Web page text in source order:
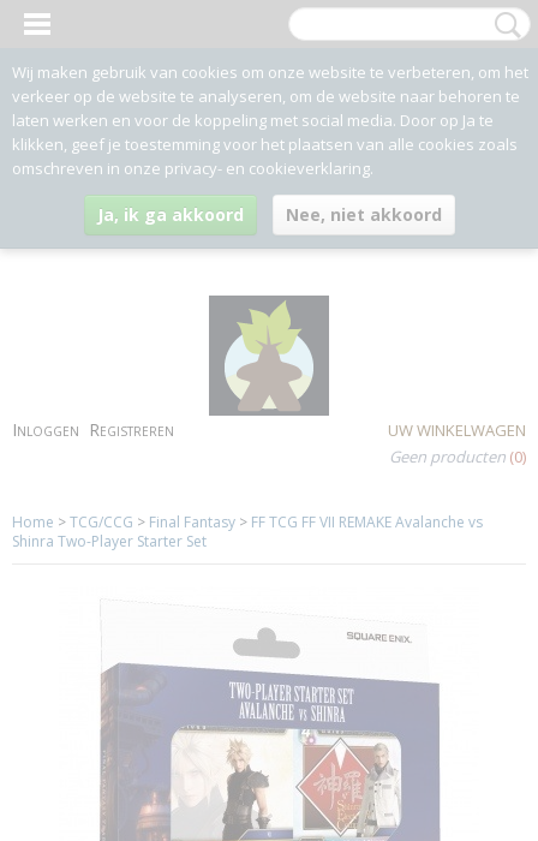
Inloggen Registreren
UW WINKELWAGEN
Geen producten (0)
Home >TCG/CCG > Final Fantasy > FF TCG FF VII REMAKE Avalanche vs
Shinra Two-Player Starter Set
Wij maken gebruik van cookies om onze website te verbeteren, om het
verkeer op de website te analyseren, om de website naar behoren te
laten werken en voor de koppeling met social media. Door op Ja te
klikken, geef je toestemming voor het plaatsen van alle cookies zoals
omschreven in onze privacy- en cookieverklaring.
Ja, ik ga akkoord Nee, niet akkoord